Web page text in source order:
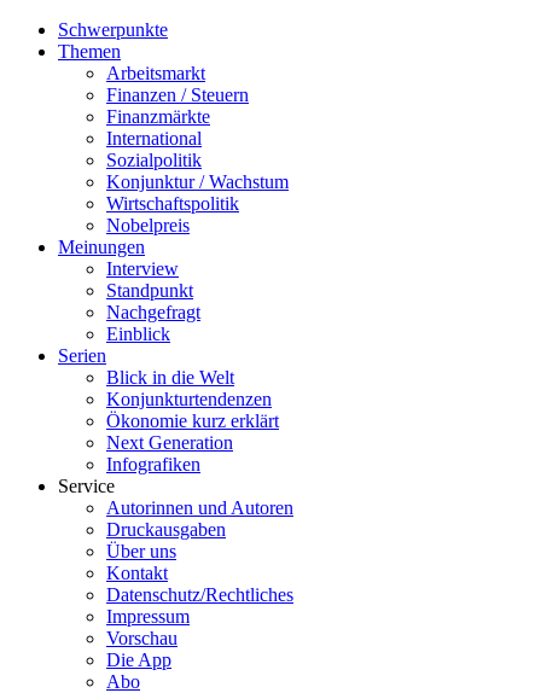
Schwerpunkte
Themen
Arbeitsmarkt
Finanzen / Steuern
Finanzmärkte
International
Sozialpolitik
Konjunktur / Wachstum
Wirtschaftspolitik
Nobelpreis
Meinungen
Interview
Standpunkt
Nachgefragt
Einblick
Serien
Blick in die Welt
Konjunkturtendenzen
Ökonomie kurz erklärt
Next Generation
Infografiken
Service
Autorinnen und Autoren
Druckausgaben
Über uns
Kontakt
Datenschutz/Rechtliches
Impressum
Vorschau
Die App
Abo